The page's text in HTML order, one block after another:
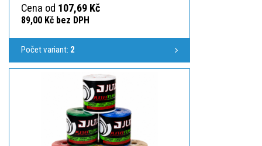
Cena od 107,69 Kč
89,00 Kč bez DPH
Počet variant: 2